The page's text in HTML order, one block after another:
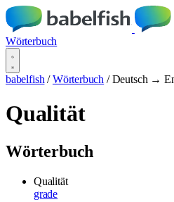
Wörterbuch
babelfish / Wörterbuch / Deutsch →
Qualität
Wörterbuch
Qualität
grade